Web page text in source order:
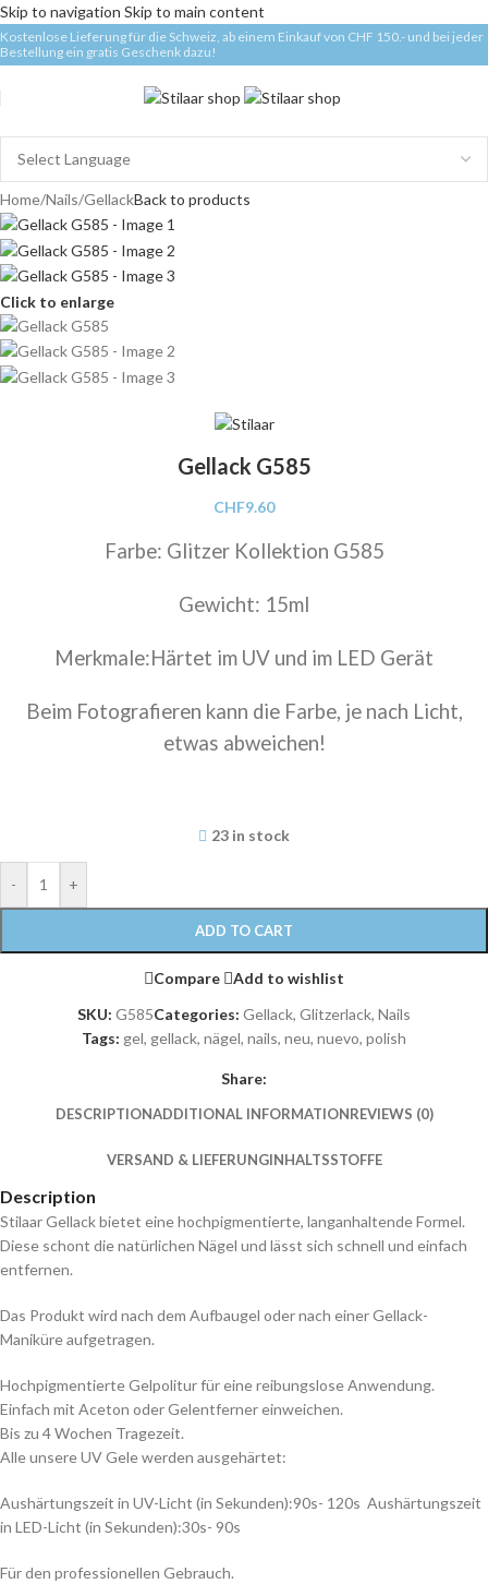
Skip to navigation Skip to main content
Kostenlose Lieferung für die Schweiz, ab einem Einkauf von CHF 150.- und bei jeder
Bestellung ein gratis Geschenk dazu!
Home/Nails/GellackBack to products
Click to enlarge
Gellack G585
CHF9.60
Farbe: Glitzer Kollektion G585
Gewicht: 15ml
Merkmale:Härtet im UV und im LED Gerät
Beim Fotografieren kann die Farbe, je nach Licht,
etwas abweichen!
23 in stock
- +
ADD TO CART
Compare
Add to wishlist
SKU: G585Categories: Gellack, Glitzerlack, Nails
Tags: gel, gellack, nägel, nails, neu, nuevo, polish
Share:
DESCRIPTIONADDITIONAL INFORMATIONREVIEWS (0)
VERSAND & LIEFERUNGINHALTSSTOFFE
Description
Stilaar Gellack bietet eine hochpigmentierte, langanhaltende Formel.
Diese schont die natürlichen Nägel und lässt sich schnell und einfach
entfernen.
Das Produkt wird nach dem Aufbaugel oder nach einer Gellack-
Maniküre aufgetragen.
Hochpigmentierte Gelpolitur für eine reibungslose Anwendung.
Einfach mit Aceton oder Gelentferner einweichen.
Bis zu 4 Wochen Tragezeit.
Alle unsere UV Gele werden ausgehärtet:
Aushärtungszeit in UV-Licht (in Sekunden):90s- 120s Aushärtungszeit
in LED-Licht (in Sekunden):30s- 90s
Für den professionellen Gebrauch.